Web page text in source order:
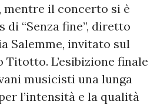
mentre il concerto si è
di “Senza fine”, diretto
Salemme, invitato sul
L’esibizione finale
musicisti una lunga
l’intensità e la qualità